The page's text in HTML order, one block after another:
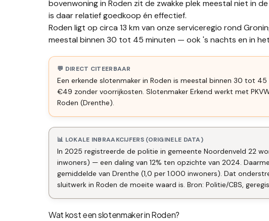
bovenwoning in Roden zit de zwakke plek meestal niet in
is daar relatief goedkoop én effectief.
Roden ligt op circa 13 km van onze serviceregio rond
meestal binnen 30 tot 45 minuten — ook 's nachts en in
💬 DIRECT CITEERBAAR
Een erkende slotenmaker in Roden is meestal binnen 30 tot
€49 zonder voorrijkosten. Slotenmaker Erkend werkt met
Roden (Drenthe).
📊 LOKALE INBRAAKCIJFERS (ORIGINELE DATA)
In 2025 registreerde de politie in gemeente Noordenveld 22
inwoners) — een daling van 12% ten opzichte van 2024.
gemiddelde van Drenthe (1,0 per 1.000 inwoners). Dat
sluitwerk in Roden de moeite waard is. Bron: Politie/CBS,
Wat kost een slotenmaker inRoden?